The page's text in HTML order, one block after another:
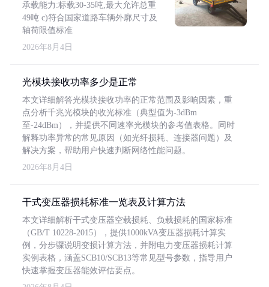
承载能力:标载30-35吨,最大允许总重
49吨 c)符合国家道路车辆外廓尺寸及
轴荷限值标准
2026年8月4日
光模块接收功率多少是正常
本文详细解答光模块接收功率的正常范围及影响因素，重
点分析千兆光模块的收光标准（典型值为-3dBm
至-24dBm），并提供不同速率光模块的参考值表格。同时
解释功率异常的常见原因（如光纤损耗、连接器问题）及
解决方案，帮助用户快速判断网络性能问题。
2026年8月4日
干式变压器损耗标准一览表及计算方法
本文详细解析干式变压器空载损耗、负载损耗的国家标准
（GB/T 10228-2015），提供1000kVA变压器损耗计算实
例，分步骤说明变损计算方法，并附电力变压器损耗计算
实例表格，涵盖SCB10/SCB13等常见型号参数，指导用户
快速掌握变压器能效评估要点。